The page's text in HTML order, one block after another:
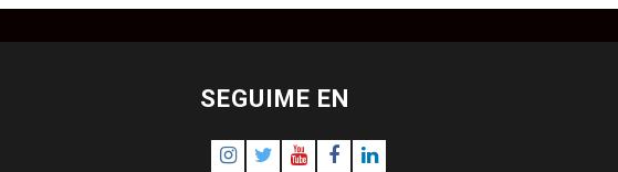
SEGUIME EN
Instagram
Twitter
Youtube
Facebook
LinkedIn